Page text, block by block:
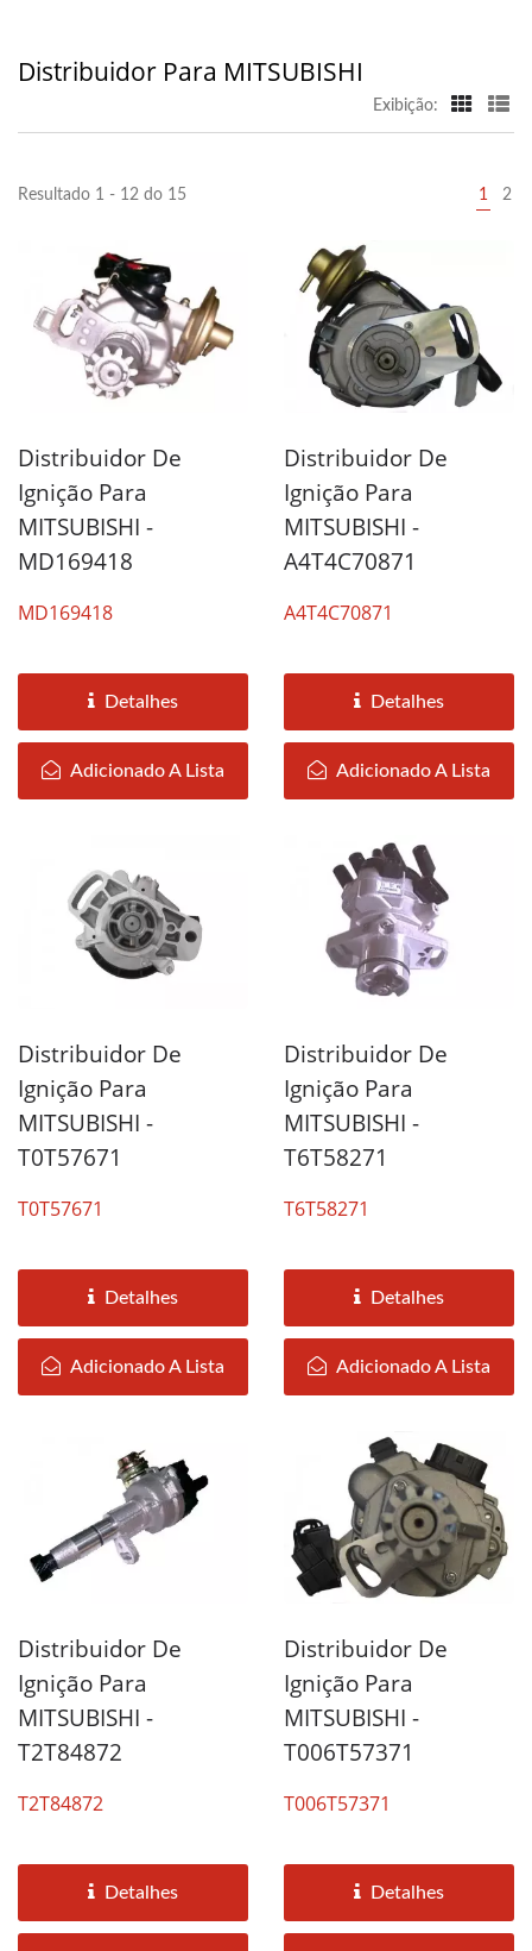
Distribuidor Para MITSUBISHI
Exibição:
Resultado 1 - 12 do 15 1 2
Distribuidor De
Ignição Para
MITSUBISHI -
MD169418
MD169418
Detalhes
Adicionado A Lista
Distribuidor De
Ignição Para
MITSUBISHI -
A4T4C70871
A4T4C70871
Detalhes
Adicionado A Lista
Distribuidor De
Ignição Para
MITSUBISHI -
T0T57671
T0T57671
Detalhes
Adicionado A Lista
Distribuidor De
Ignição Para
MITSUBISHI -
T6T58271
T6T58271
Detalhes
Adicionado A Lista
Distribuidor De
Ignição Para
MITSUBISHI -
T2T84872
T2T84872
Detalhes
Distribuidor De
Ignição Para
MITSUBISHI -
T006T57371
T006T57371
Detalhes